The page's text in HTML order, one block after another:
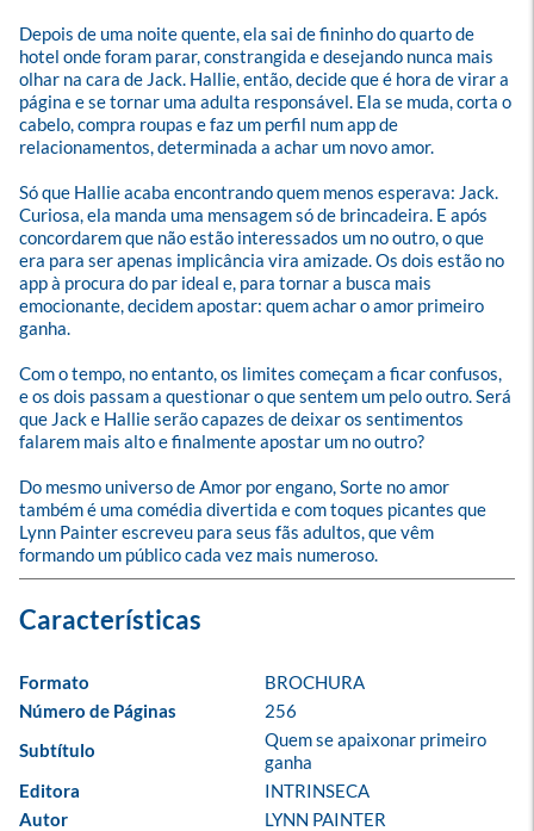
Depois de uma noite quente, ela sai de fininho do quarto de
hotel onde foram parar, constrangida e desejando nunca mais
olhar na cara de Jack. Hallie, então, decide que é hora de virar a
página e se tornar uma adulta responsável. Ela se muda, corta o
cabelo, compra roupas e faz um perfil num app de
relacionamentos, determinada a achar um novo amor.
Só que Hallie acaba encontrando quem menos esperava: Jack.
Curiosa, ela manda uma mensagem só de brincadeira. E após
concordarem que não estão interessados um no outro, o que
era para ser apenas implicância vira amizade. Os dois estão no
app à procura do par ideal e, para tornar a busca mais
emocionante, decidem apostar: quem achar o amor primeiro
ganha.
Com o tempo, no entanto, os limites começam a ficar confusos,
e os dois passam a questionar o que sentem um pelo outro. Será
que Jack e Hallie serão capazes de deixar os sentimentos
falarem mais alto e finalmente apostar um no outro?
Do mesmo universo de Amor por engano, Sorte no amor
também é uma comédia divertida e com toques picantes que
Lynn Painter escreveu para seus fãs adultos, que vêm
formando um público cada vez mais numeroso.
Formato
BROCHURA
Número de Páginas
256
Subtítulo
Quem se apaixonar primeiro
ganha
Editora
INTRINSECA
Autor
LYNN PAINTER